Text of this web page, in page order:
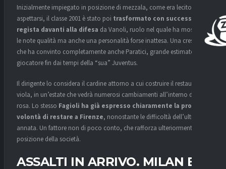
Inizialmente impiegato in posizione di mezzala, come era lecito
aspettarsi, il classe 2001 è stato poi trasformato con successo in
regista davanti alla difesa da Vanoli, ruolo nel quale ha mostrato
le note qualità ma anche una personalità forse inattesa. Una crescita
che ha convinto completamente anche Paratici, grande estimatore del
giocatore fin dai tempi della “sua” Juventus.
Il dirigente lo considera il cardine attorno a cui costruire il restauro
viola, in un’estate che vedrà numerosi cambiamenti all’interno della
rosa. Lo stesso Fagioli ha già espresso chiaramente la propria
volontà di restare a Firenze, nonostante le difficoltà dell’ultima
annata. Un fattore non di poco conto, che rafforza ulteriormente la
posizione della società.
ASSALTI IN ARRIVO. MILAN E